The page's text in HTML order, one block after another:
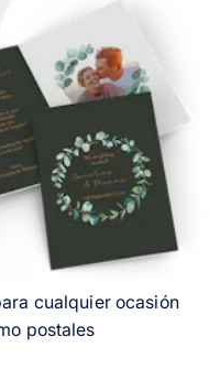
cualquier ocasión
postales